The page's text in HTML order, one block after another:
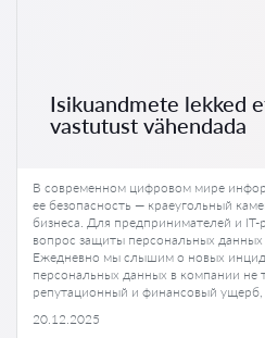
Isikuandmete lekked
vastutust vähendada
В современном цифровом мире
ее безопасность — краеугольный
бизнеса. Для предпринимателей и IT-
вопрос защиты персональных
Ежедневно мы слышим о новых
персональных данных в компании не
репутационный и финансовый
20.12.2025